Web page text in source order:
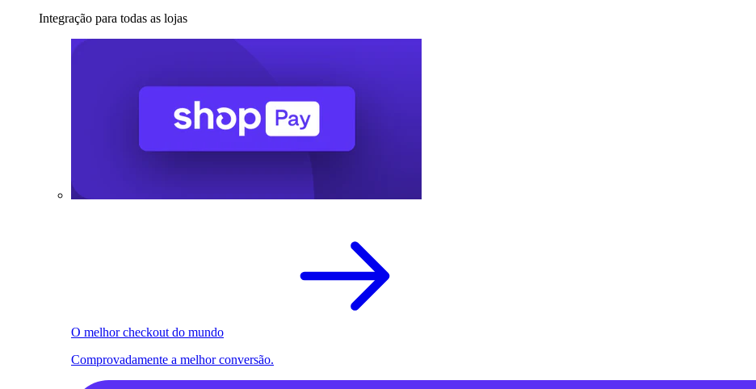
Integração para todas as lojas
O melhor checkout do mundo
Comprovadamente a melhor conversão.